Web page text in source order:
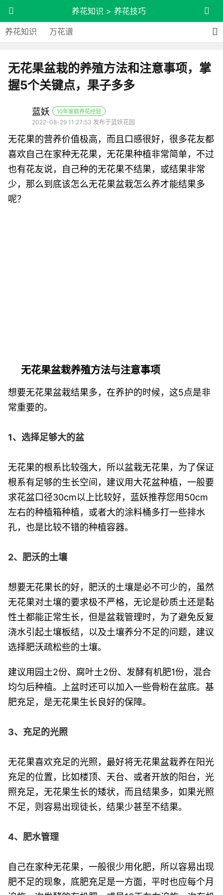
养花知识 >养花技巧
养花知识 万花谱
无花果盆栽的养殖方法和注意事项，掌
握5个关键点，果子多多
蓝妖 10年家庭养花经验
2022-08-29 11:27:53 发布于蓝妖花园
无花果的营养价值极高，而且口感很好，很多花友都
喜欢自己在家种无花果，无花果种植非常简单，不过
也有花友说，自己种的无花果不结果，或结果非常
少，那么到底该怎么无花果盆栽怎么养才能结果多
呢？
无花果盆栽养殖方法与注意事项
想要无花果盆栽结果多，在养护的时候，这5点是非
常重要的。
1、选择足够大的盆
无花果的根系比较强大，所以盆栽无花果，为了保证
根系有足够的生长空间，建议用大花盆种植，一般要
求花盆口径30cm以上比较好，蓝妖推荐您用50cm
左右的种植箱种植，或者大的涂料桶多打一些排水
孔，也是比较不错的种植容器。
2、肥沃的土壤
想要无花果长的好，肥沃的土壤是必不可少的，虽然
无花果对土壤的要求极不严格，无论是砂质土还是黏
性土都能正常生长，但是盆栽管理时，为了避免反复
浇水引起土壤板结，以及土壤养分不足的问题，建议
选择肥沃疏松些的土壤。
建议用园土2份、腐叶土2份、发酵有机肥1份，混合
均匀后种植。上盆时还可以加入一些骨粉在盆底。基
肥充足，是无花果生长良好的保障。
3、充足的光照
无花果喜欢充足的光照，最好将无花果盆栽养在阳光
充足的位置，比如楼顶、天台、或者开放的阳台，光
照充足，无花果生长的矮状，而且结果多，如果光照
不足，则容易出现徒长，结果少甚至不结果。
4、肥水管理
自己在家种无花果，一般很少用化肥，所以容易出现
肥不足的现象，底肥充足是一方面，平时也应每个月